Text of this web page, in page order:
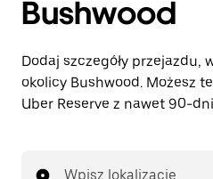
Bushwood
Dodaj szczegóły przejazdu,
okolicy Bushwood. Możesz
Uber Reserve z nawet 90-
Wpisz lokalizację